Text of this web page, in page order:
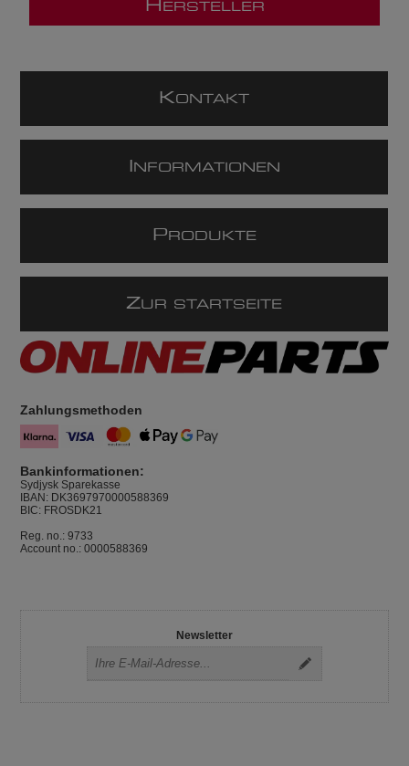
H ERSTELLER
KONTAKT
NFORMATIONEN
P RODUKTE
ZUR STARTSEITE
Zahlungsmethoden
Bankinformationen:
Sydjysk Sparekasse
IBAN: DK3697970000588369
BIC: FROSDK21
Reg. no.: 9733
Account no.: 0000588369
Newsletter